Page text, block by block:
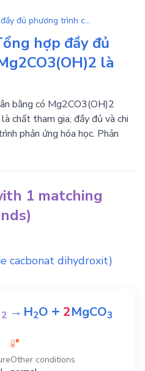
Mg2CO3(OH)2 | Tổng hợp đầy đủ phương trình có Mg2CO3(OH)2 là chất tham gia
hợp đầy đủ
là
bằng có Mg2CO3(OH)2
chất tham gia, đầy đủ và chi
phản ứng hóa học. Phản
1 matching
cacbonat dihydroxit)
2 →H2O + 2MgCO3
Other conditions